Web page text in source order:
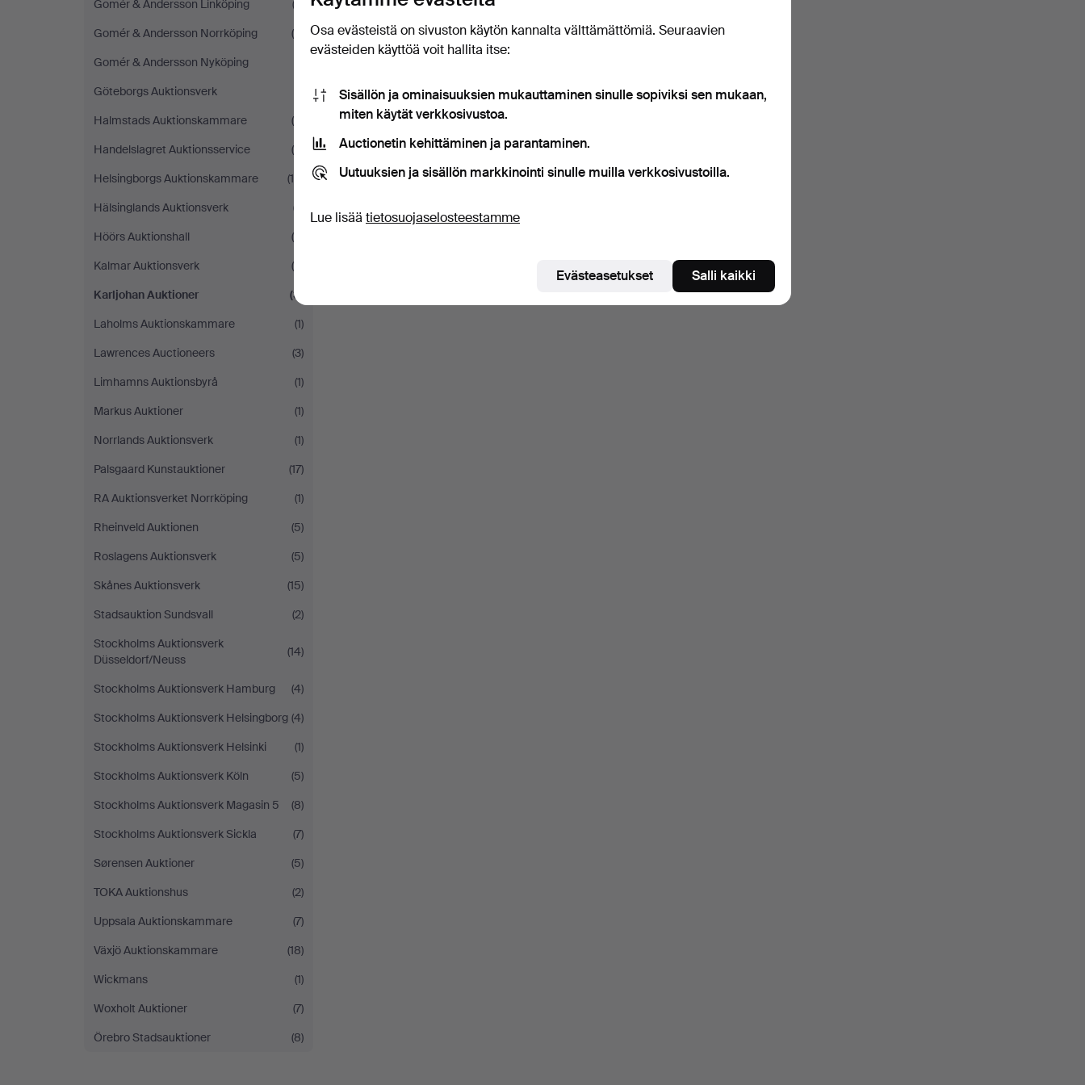
Gomér & Andersson Linköping
(3)
Gomér & Andersson Norrköping
(4)
Gomér & Andersson Nyköping
Göteborgs Auktionsverk
Halmstads Auktionskammare
(9)
Handelslagret Auktionsservice
(5)
Helsingborgs Auktionskammare
(14)
Hälsinglands Auktionsverk
(7)
Höörs Auktionshall
(6)
Kalmar Auktionsverk
(6)
Karljohan Auktioner
(3)
Laholms Auktionskammare
(1)
Lawrences Auctioneers
(3)
Limhamns Auktionsbyrå
(1)
Markus Auktioner
(1)
Norrlands Auktionsverk
(1)
Palsgaard Kunstauktioner
(17)
RA Auktionsverket Norrköping
(1)
Rheinveld Auktionen
(5)
Roslagens Auktionsverk
(5)
Skånes Auktionsverk
(15)
Stadsauktion Sundsvall
(2)
Stockholms Auktionsverk
Düsseldorf/Neuss
(14)
Stockholms Auktionsverk Hamburg
(4)
Stockholms Auktionsverk Helsingborg (4)
Stockholms Auktionsverk Helsinki
(1)
Stockholms Auktionsverk Köln
(5)
Stockholms Auktionsverk Magasin 5
(8)
Stockholms Auktionsverk Sickla
(7)
Sørensen Auktioner
(5)
TOKA Auktionshus
(2)
Uppsala Auktionskammare
(7)
Växjö Auktionskammare
(18)
Wickmans
(1)
Woxholt Auktioner
(7)
Örebro Stadsauktioner
(8)
Osa evästeistä on sivuston käytön kannalta välttämättömiä. Seuraavien
evästeiden käyttöä voit hallita itse:
Sisällön ja ominaisuuksien mukauttaminen sinulle sopiviksi sen mukaan,
miten käytät verkkosivustoa.
Auctionetin kehittäminen ja parantaminen.
Uutuuksien ja sisällön markkinointi sinulle muilla verkkosivustoilla.
Lue lisää tietosuojaselosteestamme
Evästeasetukset Salli kaikki